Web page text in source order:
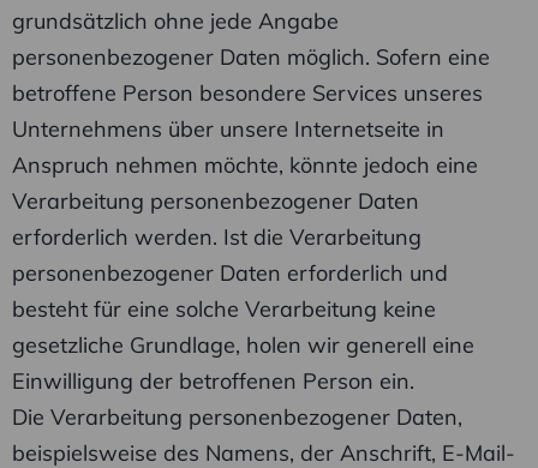
grundsätzlich ohne jede Angabe
personenbezogener Daten möglich. Sofern eine
betroffene Person besondere Services unseres
Unternehmens über unsere Internetseite in
Anspruch nehmen möchte, könnte jedoch eine
Verarbeitung personenbezogener Daten
erforderlich werden. Ist die Verarbeitung
personenbezogener Daten erforderlich und
besteht für eine solche Verarbeitung keine
gesetzliche Grundlage, holen wir generell eine
Einwilligung der betroffenen Person ein.
Die Verarbeitung personenbezogener Daten,
beispielsweise des Namens, der Anschrift, E-Mail-